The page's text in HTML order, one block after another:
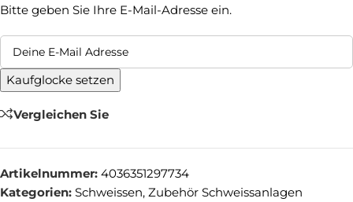
Bitte geben Sie Ihre E-Mail-Adresse ein.
Kaufglocke setzen
Vergleichen Sie
Artikelnummer: 4036351297734
Kategorien: Schweissen, Zubehör Schweissanlagen